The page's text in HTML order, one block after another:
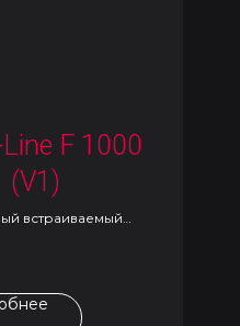
F 1000
(V1)
встраиваемый